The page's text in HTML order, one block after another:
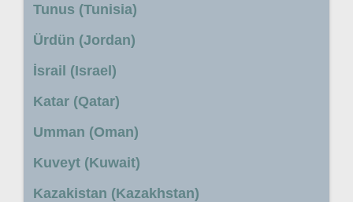
Tunus (Tunisia)
Ürdün (Jordan)
İsrail (Israel)
Katar (Qatar)
Umman (Oman)
Kuveyt (Kuwait)
Kazakistan (Kazakhstan)